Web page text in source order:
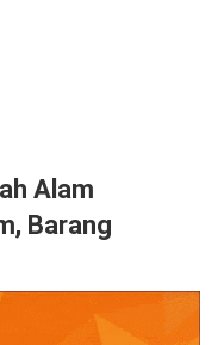
Alam
Barang